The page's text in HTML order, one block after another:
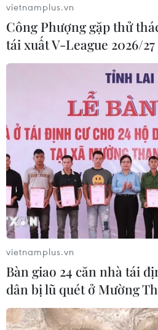
vietnamplus.vn
Công Phượng gặp thử
tái xuất V-League 2026/27
vietnamplus.vn
Bàn giao 24 căn nhà tái
dân bị lũ quét ở Mường